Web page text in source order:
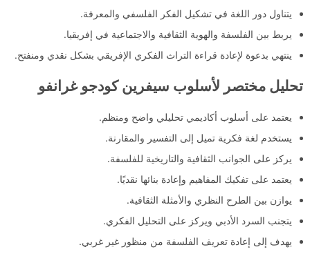
يتناول دور اللغة في تشكيل الفكر الفلسفي والمعرفة.
يربط بين الفلسفة والهوية الثقافية والاجتماعية في إفريقيا.
ينتهي بدعوة لإعادة قراءة التراث الفكري الإفريقي بشكل نقدي ومنفتح.
تحليل مختصر لأسلوب سيفرين كودجو غرانفو
يعتمد على أسلوب أكاديمي تحليلي واضح ومنظم.
يستخدم لغة فكرية تميل إلى التفسير والمقارنة.
يركز على الجوانب الثقافية والتاريخية للفلسفة.
يعتمد على تفكيك المفاهيم وإعادة بنائها نقديًا.
يوازن بين الطرح النظري والأمثلة الثقافية.
يتجنب السرد الأدبي ويركز على التحليل الفكري.
يهدف إلى إعادة تعريف الفلسفة من منظور غير غربي.